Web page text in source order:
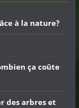
à la nature?
ça coûte
des arbres et